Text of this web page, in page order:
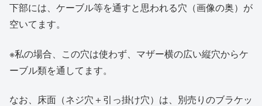
下部には、ケーブル等を通すと思われる穴（画像の奥）が
空いてます。
※私の場合、この穴は使わず、マザー横の広い縦穴からケ
ーブル類を通してます。
なお、床面（ネジ穴＋引っ掛け穴）は、別売りのブラケッ